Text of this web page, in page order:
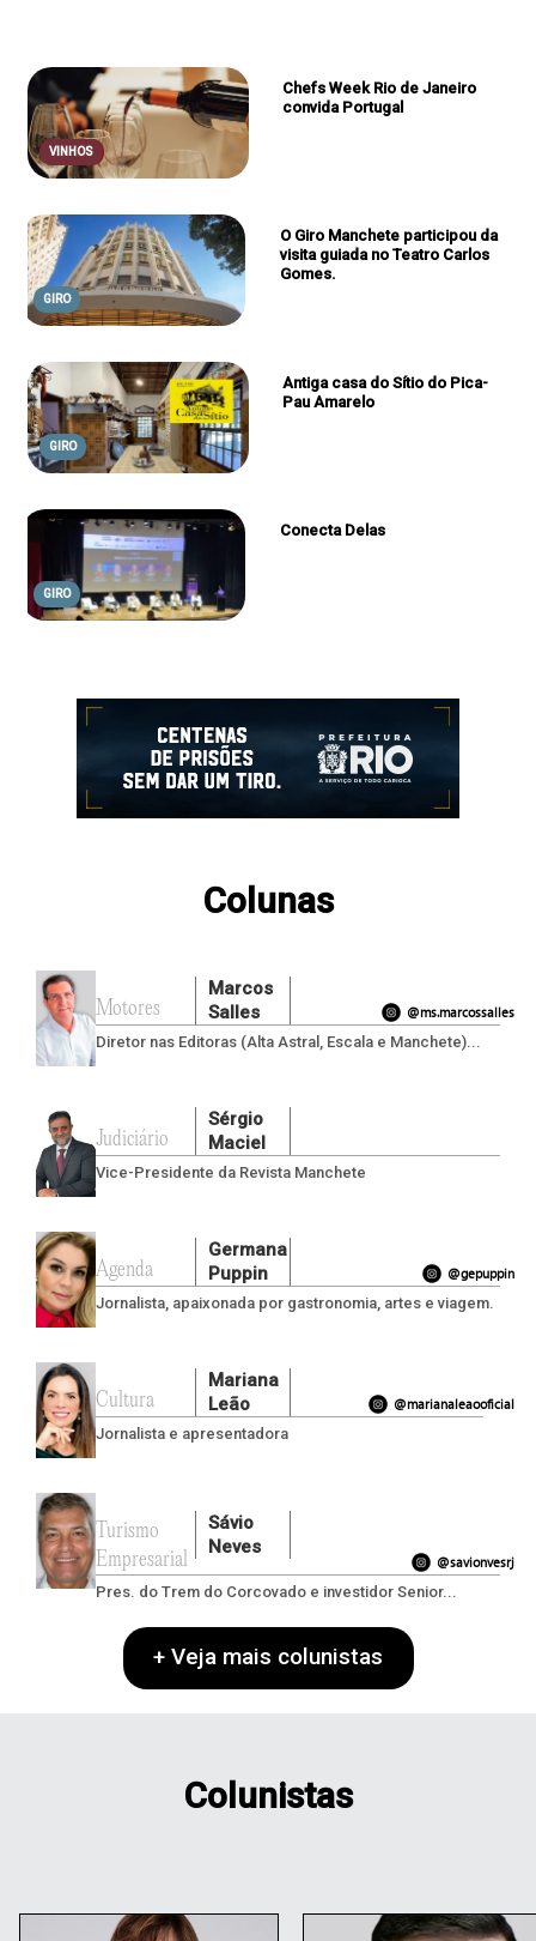
AGENDA
VINHOS
Chefs Week Rio de Janeiro
convida Portugal
GIRO
O Giro Manchete participou da
visita guiada no Teatro Carlos
Gomes.
GIRO
Antiga casa do Sítio do Pica-
Pau Amarelo
GIRO
Conecta Delas
Colunas
Motores
Marcos
Salles
@ms.marcossalles
Diretor nas Editoras (Alta Astral, Escala e Manchete)...
Judiciário
Sérgio
Maciel
Vice-Presidente da Revista Manchete
Agenda
Germana
Puppin
@gepuppin
Jornalista, apaixonada por gastronomia, artes e viagem.
Cultura
Mariana
Leão
@marianaleaooficial
Jornalista e apresentadora
Turismo
Empresarial
Sávio
Neves
@savionvesrj
Pres. do Trem do Corcovado e investidor Senior...
+ Veja mais colunistas
Colunistas